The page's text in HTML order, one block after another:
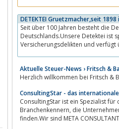
DETEKTEI Gruetzmacher,seit 1898
Seit über 100 Jahren besteht die
Deutschlands.Unsere Detektei ist
Versicherungsdelikten und
Aktuelle Steuer-News › Fritsch &
Herzlich willkommen bei Fritsch &
ConsultingStar - das
ConsultingStar ist ein Spezialist
Branchenkennern, die Unternehmern, Managern und Entscheidern im öffentlichen Dienst helfen, den richtigen Dienstleister zu
finden.Wir sind